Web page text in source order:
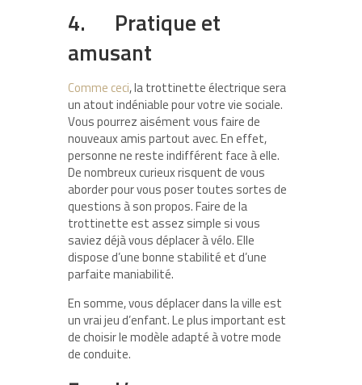
4. Pratique et
amusant
Comme ceci, la trottinette électrique sera
un atout indéniable pour votre vie sociale.
Vous pourrez aisément vous faire de
nouveaux amis partout avec. En effet,
personne ne reste indifférent face à elle.
De nombreux curieux risquent de vous
aborder pour vous poser toutes sortes de
questions à son propos. Faire de la
trottinette est assez simple si vous
saviez déjà vous déplacer à vélo. Elle
dispose d’une bonne stabilité et d’une
parfaite maniabilité.
En somme, vous déplacer dans la ville est
un vrai jeu d’enfant. Le plus important est
de choisir le modèle adapté à votre mode
de conduite.